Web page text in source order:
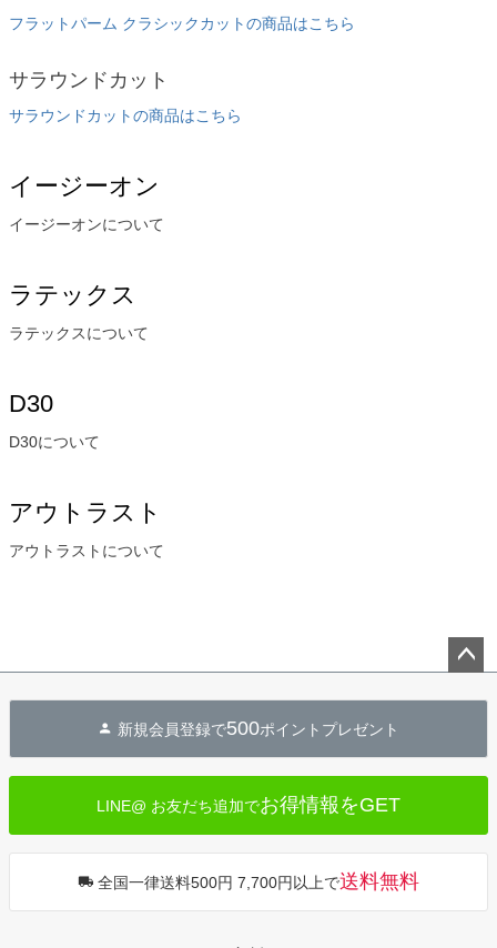
フラットパーム クラシックカットの商品はこちら
サラウンドカット
サラウンドカットの商品はこちら
イージーオン
イージーオンについて
ラテックス
ラテックスについて
D30
D30について
アウトラスト
アウトラストについて
へ
新規会員登録で500ポイントプレゼント
LINE@ お友だち追加でお得情報をGET
全国一律送料500円 7,700円以上で送料無料